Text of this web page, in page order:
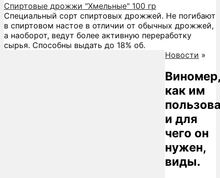
Спиртовые дрожжи "Хмельные" 100 гр
Специальный сорт спиртовых дрожжей. Не погибают
в спиртовом настое в отличии от обычных дрожжей,
а наоборот, ведут более активную переработку
сырья. Способны выдать до 18% об.
Новости »
Виномер,
как им
и для
чего он
нужен,
виды.